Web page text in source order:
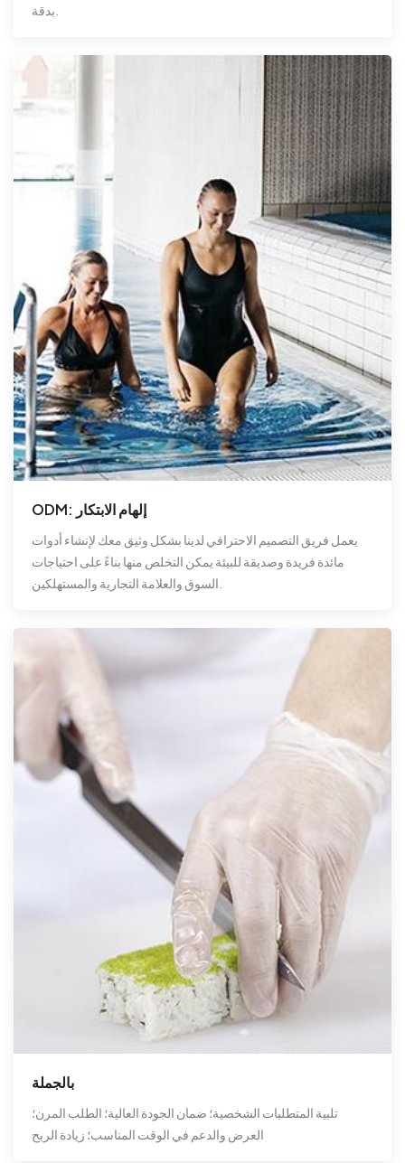
ODM: إلهام الابتكار
يعمل فريق التصميم الاحترافي لدينا بشكل وثيق معك لإنشاء أدوات
مائدة فريدة وصديقة للبيئة يمكن التخلص منها بناءً على احتياجات
بالجملة
تلبية المتطلبات الشخصية؛ ضمان الجودة العالية؛ الطلب المرن؛
العرض والدعم في الوقت المناسب؛ زيادة الربح